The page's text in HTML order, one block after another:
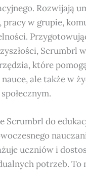
Rozwijają
pracy w grupie,
Scrumbrl
które
ale także w
Scrumbrl do
uczniów i
potrzeb. To